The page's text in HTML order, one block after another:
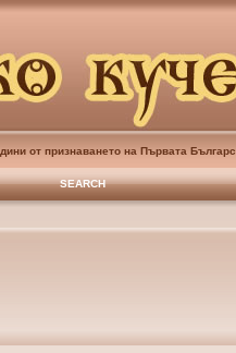
от признаването на Първата
SEARCH